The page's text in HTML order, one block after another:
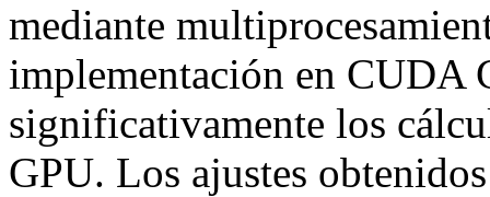
mediante
implementación en CUDA
significativamente los
GPU. Los ajustes